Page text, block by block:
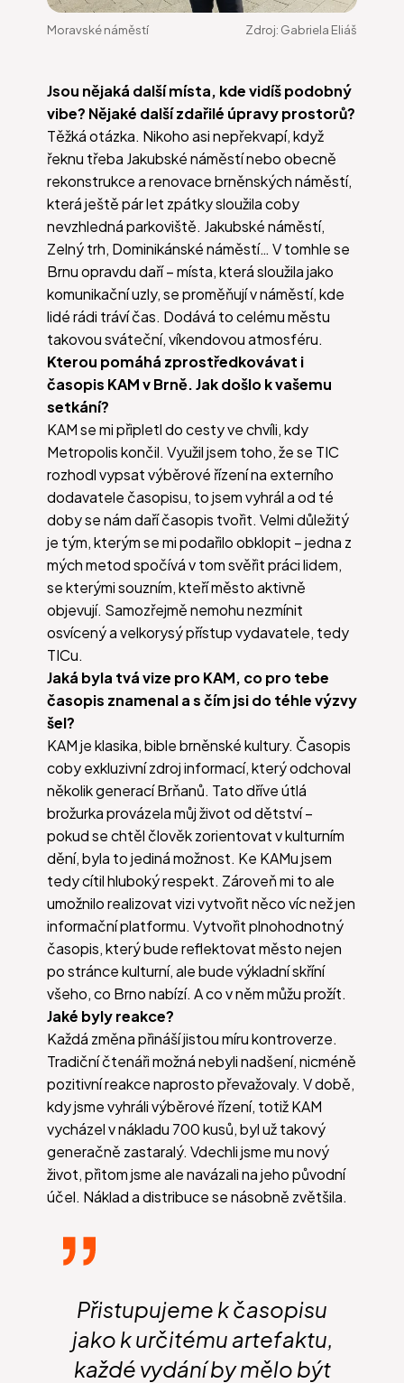
Moravské náměstí Zdroj: Gabriela Eliáš
Jsou nějaká další místa, kde vidíš podobný
vibe? Nějaké další zdařilé úpravy prostorů?
Těžká otázka. Nikoho asi nepřekvapí, když
řeknu třeba Jakubské náměstí nebo obecně
rekonstrukce a renovace brněnských náměstí,
která ještě pár let zpátky sloužila coby
nevzhledná parkoviště. Jakubské náměstí,
Zelný trh, Dominikánské náměstí… V tomhle se
Brnu opravdu daří – místa, která sloužila jako
komunikační uzly, se proměňují v náměstí, kde
lidé rádi tráví čas. Dodává to celému městu
takovou sváteční, víkendovou atmosféru.
Kterou pomáhá zprostředkovávat i
časopis KAM v Brně. Jak došlo k vašemu
setkání?
KAM se mi připletl do cesty ve chvíli, kdy
Metropolis končil. Využil jsem toho, že se TIC
rozhodl vypsat výběrové řízení na externího
dodavatele časopisu, to jsem vyhrál a od té
doby se nám daří časopis tvořit. Velmi důležitý
je tým, kterým se mi podařilo obklopit – jedna z
mých metod spočívá v tom svěřit práci lidem,
se kterými souzním, kteří město aktivně
objevují. Samozřejmě nemohu nezmínit
osvícený a velkorysý přístup vydavatele, tedy
TICu.
Jaká byla tvá vize pro KAM, co pro tebe
časopis znamenal a s čím jsi do téhle výzvy
šel?
KAM je klasika, bible brněnské kultury. Časopis
coby exkluzivní zdroj informací, který odchoval
několik generací Brňanů. Tato dříve útlá
brožurka provázela můj život od dětství –
pokud se chtěl člověk zorientovat v kulturním
dění, byla to jediná možnost. Ke KAMu jsem
tedy cítil hluboký respekt. Zároveň mi to ale
umožnilo realizovat vizi vytvořit něco víc než jen
informační platformu. Vytvořit plnohodnotný
časopis, který bude reflektovat město nejen
po stránce kulturní, ale bude výkladní skříní
všeho, co Brno nabízí. A co v něm můžu prožít.
Jaké byly reakce?
Každá změna přináší jistou míru kontroverze.
Tradiční čtenáři možná nebyli nadšení, nicméně
pozitivní reakce naprosto převažovaly. V době,
kdy jsme vyhráli výběrové řízení, totiž KAM
vycházel v nákladu 700 kusů, byl už takový
generačně zastaralý. Vdechli jsme mu nový
život, přitom jsme ale navázali na jeho původní
účel. Náklad a distribuce se násobně zvětšila.
Přistupujeme k časopisu
jako k určitému artefaktu,
každé vydání by mělo být